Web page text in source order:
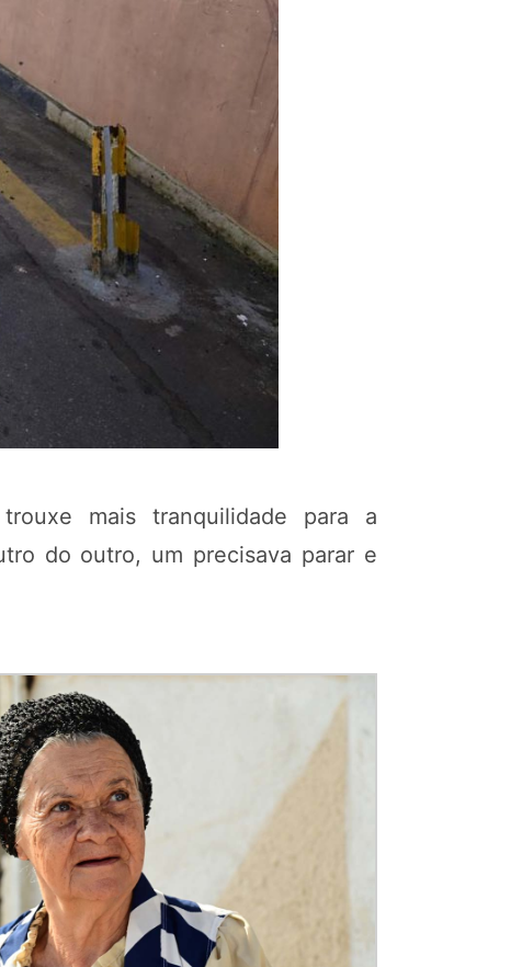
mais tranquilidade para a
do outro, um precisava parar e